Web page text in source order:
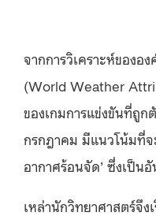
จากการวิเคราะห์ของอ
(World Weather
ของเกมการแข่งขันที่ถู
กรกฎาคม มีแนวโน้มที่จ
อากาศร้อนจัด’ ซึ่งเป็น
เหล่านักวิทยาศาสตร์จึง